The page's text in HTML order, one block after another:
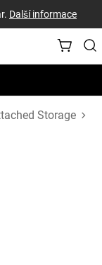
Další informace
Storage